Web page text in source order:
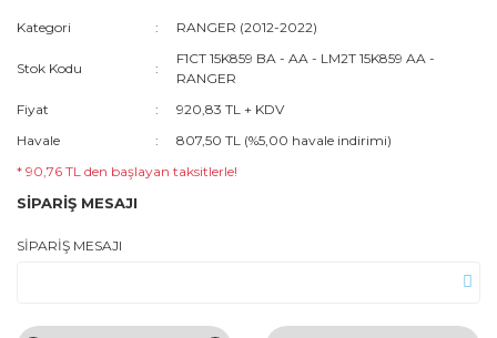
Kategori RANGER (2012-2022)
Stok Kodu
F1CT 15K859 BA - AA - LM2T 15K859 AA -
RANGER
Fiyat
920,83 TL + KDV
Havale
807,50 TL (%5,00 havale indirimi)
* 90,76 TL den başlayan taksitlerle!
SİPARİŞ MESAJI
SİPARİŞ MESAJI